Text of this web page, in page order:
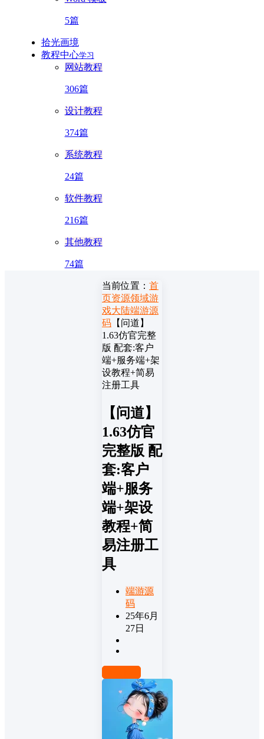
5篇
拾光画境
教程中心学习
网站教程
306篇
设计教程
374篇
系统教程
24篇
软件教程
216篇
其他教程
74篇
当前位置： 首
页资源领域游
戏大陆端游源
码 【问道】
1.63仿官完整
版 配套:客户
端+服务端+架
设教程+简易
注册工具
【问道】
1.63仿官
完整版 配
套:客户
端+服务
端+架设
教程+简
易注册工
具
端游源
码
25年6月
27日